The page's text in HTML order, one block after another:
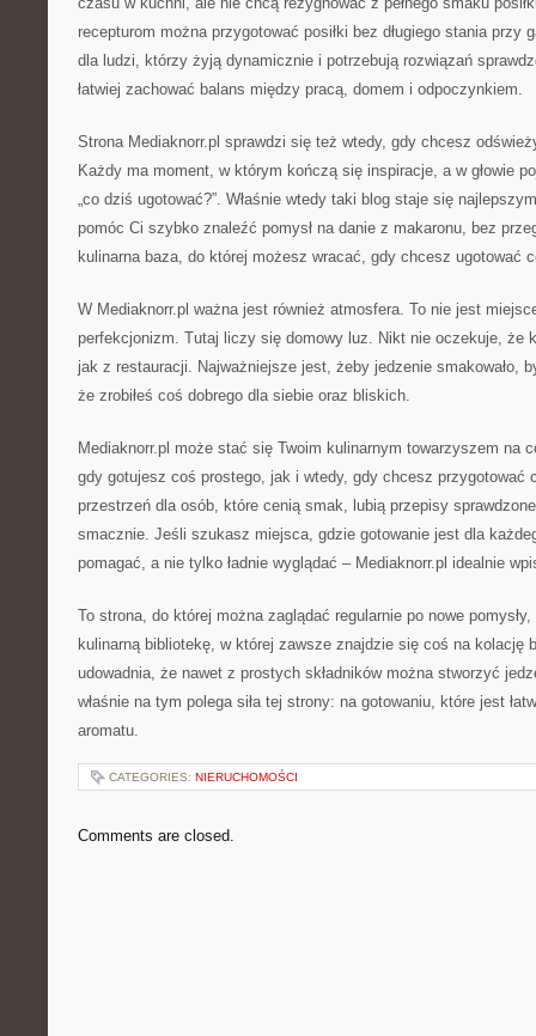
recepturom można przygotować posiłki bez długiego stania przy
dla ludzi, którzy żyją dynamicznie i potrzebują rozwiązań
łatwiej zachować balans między pracą, domem i odpoczynkiem.
Strona Mediaknorr.pl sprawdzi się też wtedy, gdy chcesz
Każdy ma moment, w którym kończą się inspiracje, a w głowie
„co dziś ugotować?”. Właśnie wtedy taki blog staje się
pomóc Ci szybko znaleźć pomysł na danie z makaronu, bez
kulinarna baza, do której możesz wracać, gdy chcesz ugotować
W Mediaknorr.pl ważna jest również atmosfera. To nie jest
perfekcjonizm. Tutaj liczy się domowy luz. Nikt nie oczekuje, że
jak z restauracji. Najważniejsze jest, żeby jedzenie smakowało,
że zrobiłeś coś dobrego dla siebie oraz bliskich.
Mediaknorr.pl może stać się Twoim kulinarnym towarzyszem na
gdy gotujesz coś prostego, jak i wtedy, gdy chcesz przygotować
przestrzeń dla osób, które cenią smak, lubią przepisy
smacznie. Jeśli szukasz miejsca, gdzie gotowanie jest dla
pomagać, a nie tylko ładnie wyglądać – Mediaknorr.pl idealnie
To strona, do której można zaglądać regularnie po nowe
kulinarną bibliotekę, w której zawsze znajdzie się coś na kolację
udowadnia, że nawet z prostych składników można stworzyć
właśnie na tym polega siła tej strony: na gotowaniu, które jest
aromatu.
CATEGORIES: NIERUCHOMOŚCI
Comments are closed.